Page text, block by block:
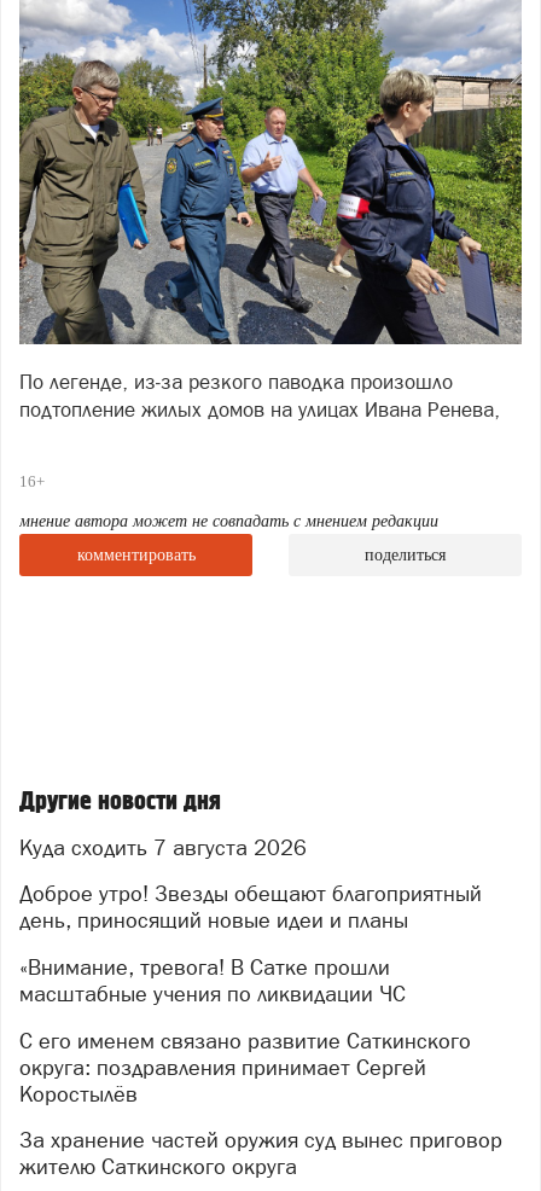
По легенде, из‑за резкого паводка произошло
подтопление жилых домов на улицах Ивана Ренева,
чёткой координации.
Перед стартом практических действий прошёл смотр
сил и средств Саткинского муниципального звена
администрации округа детально осмотрели
оборудование, пообщались с участниками и оценили
их готовность к работе в экстремальных условиях.
После условного сигнала тревоги оперативно
развернули штаб ликвидации ЧС. Полиция взяла под
контроль периметр и оцепила «опасную» территорию.
Специалисты управления ГОиЧС начали обход
чрезвычайной ситуации.
Особое внимание уделили тем, кто особенно
нуждается в помощи: маломобильных граждан
эвакуировала бригада скорой помощи. Для людей,
оказавшихся в зоне условного бедствия, был
16+
мнение автора может не совпадать с мнением редакции
комментировать
поделиться
Другие новости дня
Куда сходить 7 августа 2026
Доброе утро! Звезды обещают благоприятный
день, приносящий новые идеи и планы
«Внимание, тревога! В Сатке прошли
масштабные учения по ликвидации ЧС
С его именем связано развитие Саткинского
округа: поздравления принимает Сергей
Коростылёв
За хранение частей оружия суд вынес приговор
жителю Саткинского округа